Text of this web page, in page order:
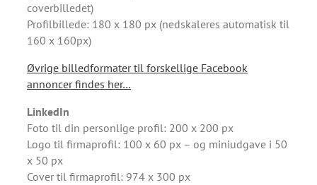
coverbilledet)
Profilbillede: 180 x 180 px (nedskaleres automatisk til
160 x 160px)
Øvrige billedformater til forskellige Facebook
annoncer findes her…
LinkedIn
Foto til din personlige profil: 200 x 200 px
Logo til firmaprofil: 100 x 60 px – og miniudgave i 50
x 50 px
Cover til firmaprofil: 974 x 300 px